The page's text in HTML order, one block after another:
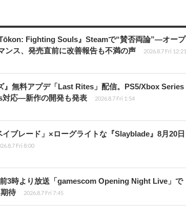
Fighting Souls』Steamで“賛否両論”―オープ
ンス、発売直前に改善報告も不満の声
2026.8.7 Fri 12:21
』無料アプデ「Last Rites」配信。PS5/Xbox Series
対応―新作の開発も発表
2026.8.7 Fri 1:54
ブレード」×ローグライトな『Slayblade』8月20日
Fri 8:00
3時より放送「gamescom Opening Night Live」で
待
2026.8.7 Fri 7:45